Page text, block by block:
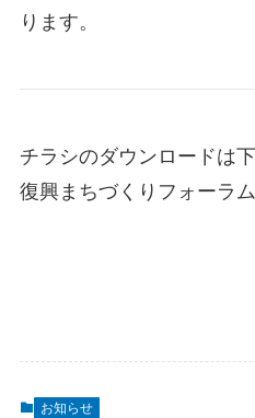
ります。
チラシのダウンロードは
復興まちづくりフォーラ
お知らせ